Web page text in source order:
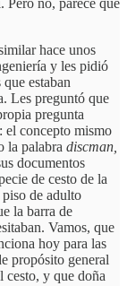
hace unos
y les pidió
estaban
Les preguntó que
pregunta
el concepto mismo
la palabra discman,
documentos
de cesto de la
piso de adulto
la barra de
Vamos, que
hoy para las
propósito general
y que doña